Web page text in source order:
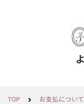
TOP お支払について